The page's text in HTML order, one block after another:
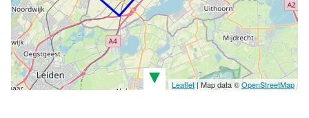
Leaflet| Map data ©OpenStreetMap
▾